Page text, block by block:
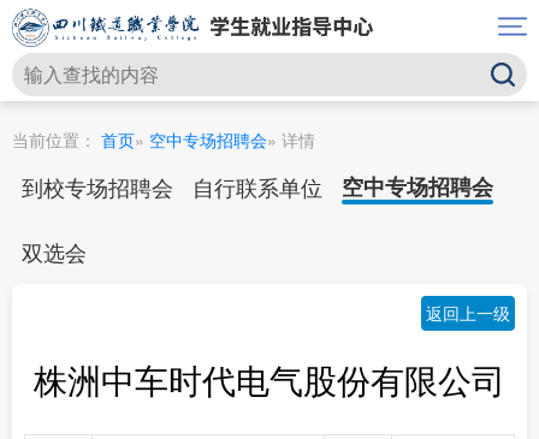
当前位置： 首页» 空中专场招聘会» 详情
到校专场招聘会 自行联系单位 空中专场招聘会
双选会
返回上一级
株洲中车时代电气股份有限公司